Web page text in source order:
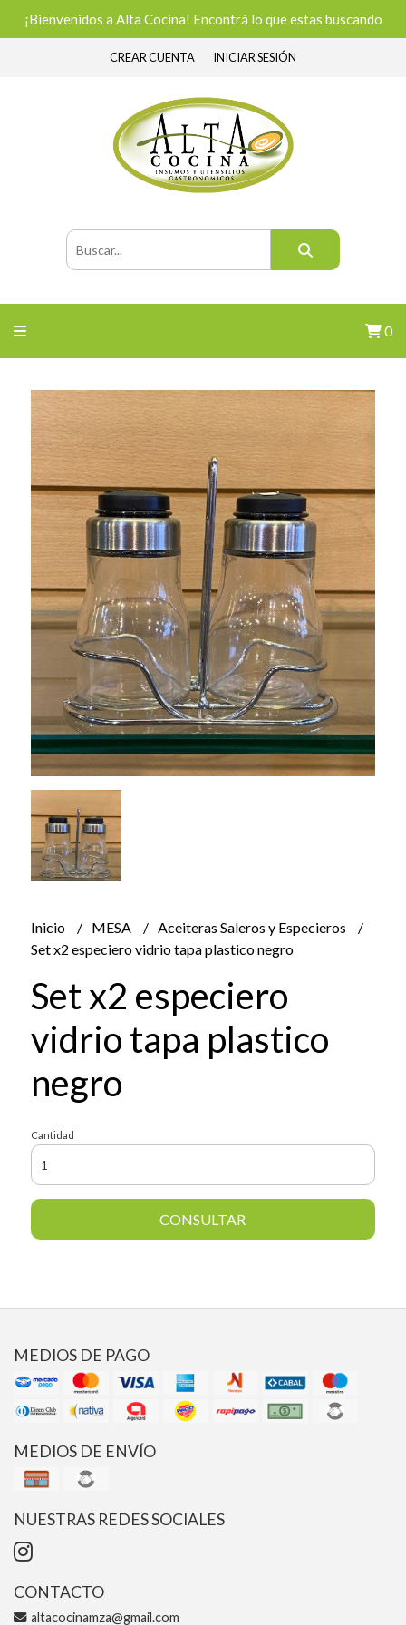
¡Bienvenidos a Alta Cocina! Encontrá lo que estas buscando
CREAR CUENTA INICIAR SESIÓN
0
Inicio MESA
Aceiteras Saleros y Especieros
Set x2 especiero vidrio tapa plastico negro
Set x2 especiero
vidrio tapa plastico
negro
Cantidad
CONSULTAR
MEDIOS DE PAGO
MEDIOS DE ENVÍO
NUESTRAS REDES SOCIALES
CONTACTO
altacocinamza@gmail.com